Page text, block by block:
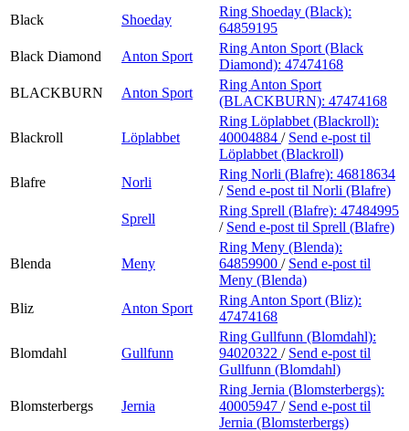
Black
Shoeday
Ring Shoeday (Black):
64859195
Black Diamond
Anton Sport
Ring Anton Sport (Black
Diamond): 47474168
BLACKBURN
Anton Sport
Ring Anton Sport
(BLACKBURN): 47474168
Blackroll Löplabbet
Ring Löplabbet (Blackroll):
40004884 / Send e-post til
Löplabbet (Blackroll)
Blafre
Norli
Ring Norli (Blafre): 46818634
/ Send e-post til Norli (Blafre)
Sprell
Ring Sprell (Blafre): 47484995
/ Send e-post til Sprell (Blafre)
Blenda Meny
Ring Meny (Blenda):
64859900 / Send e-post til
Meny (Blenda)
Bliz
Anton Sport
Ring Anton Sport (Bliz):
47474168
Blomdahl Gullfunn
Ring Gullfunn (Blomdahl):
94020322 / Send e-post til
Gullfunn (Blomdahl)
Blomsterbergs Jernia
Ring Jernia (Blomsterbergs):
40005947 / Send e-post til
Jernia (Blomsterbergs)